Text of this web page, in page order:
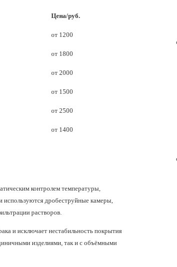
Цена/руб.
от 1200
от 1800
от 2000
от 1500
от 2500
от 1400
контролем температуры,
используются дробеструйные камеры,
растворов.
и исключает нестабильность покрытия
изделиями, так и с объёмными